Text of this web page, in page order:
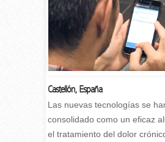
Castellón, España
Las nuevas tecnologías se
consolidado como un eficaz
el tratamiento del dolor